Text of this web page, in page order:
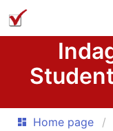
dashboard Home page